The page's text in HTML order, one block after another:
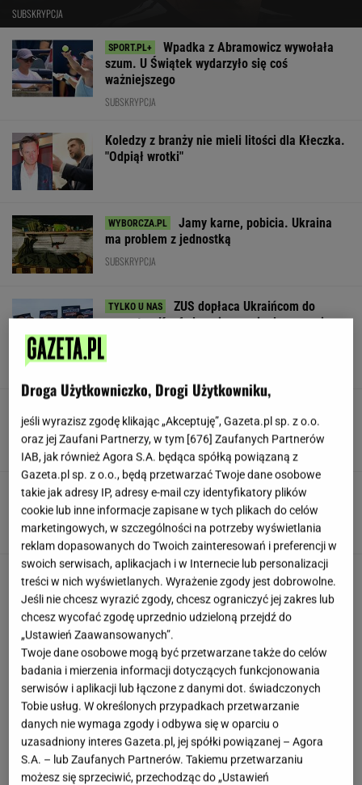
SUBSKRYPCJA
Wpadka z Abramowicz wywołała
szum. U Świątek wydarzyło się coś
ważniejszego
SUBSKRYPCJA
Koledzy z branży nie mieli litości dla Kłeczka.
"Odpiął wrotki"
Jamy karne, pobicia. Ukraina
ma problem z jednostką
SUBSKRYPCJA
ZUS dopłaca Ukraińcom do
emerytur. Konfederacja grzmi, ale zapomina o
ważnej rzeczy
Kamińskiego, jego nie. "Skazał mnie Pan na
karę śmierci"
Urzędnicy pukają do domów. Chcą paragonów
MATERIAŁ PROMOCYJNY
Droga Użytkowniczko, Drogi Użytkowniku,
jeśli wyrazisz zgodę klikając „Akceptuję”, Gazeta.pl sp. z o.o.
oraz jej Zaufani Partnerzy, w tym [676] Zaufanych Partnerów
IAB, jak również Agora S.A. będąca spółką powiązaną z
Gazeta.pl sp. z o.o., będą przetwarzać Twoje dane osobowe
takie jak adresy IP, adresy e-mail czy identyfikatory plików
cookie lub inne informacje zapisane w tych plikach do celów
marketingowych, w szczególności na potrzeby wyświetlania
reklam dopasowanych do Twoich zainteresowań i preferencji w
swoich serwisach, aplikacjach i w Internecie lub personalizacji
treści w nich wyświetlanych. Wyrażenie zgody jest dobrowolne.
Jeśli nie chcesz wyrazić zgody, chcesz ograniczyć jej zakres lub
chcesz wycofać zgodę uprzednio udzieloną przejdź do
„Ustawień Zaawansowanych”.
Twoje dane osobowe mogą być przetwarzane także do celów
badania i mierzenia informacji dotyczących funkcjonowania
serwisów i aplikacji lub łączone z danymi dot. świadczonych
Tobie usług. W określonych przypadkach przetwarzanie
danych nie wymaga zgody i odbywa się w oparciu o
uzasadniony interes Gazeta.pl, jej spółki powiązanej – Agora
S.A. – lub Zaufanych Partnerów. Takiemu przetwarzaniu
możesz się sprzeciwić, przechodząc do „Ustawień